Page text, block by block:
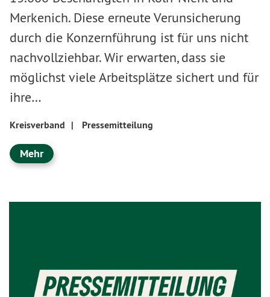
Merkenich. Diese erneute Verunsicherung
durch die Konzernführung ist für uns nicht
nachvollziehbar. Wir erwarten, dass sie
möglichst viele Arbeitsplätze sichert und für
ihre…
Kreisverband | Pressemitteilung
Mehr